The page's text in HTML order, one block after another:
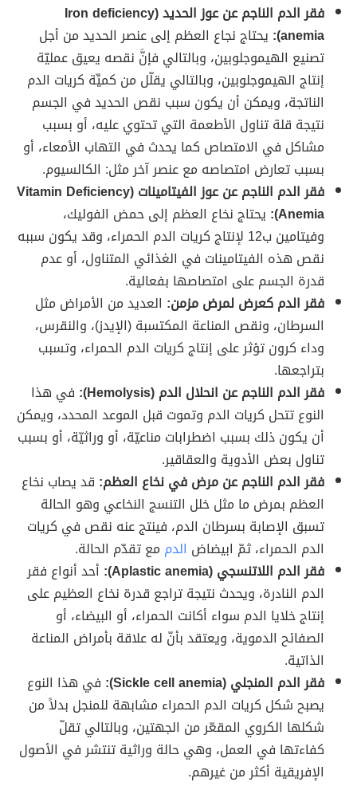
فقر الدم الناجم عن عوز الحديد (Iron deficiency
anemia): يحتاج نجاع العظم إلى عنصر الحديد من أجل
تصنيع الهيموجلوبين، وبالتالي فإنَّ نقصه يعيق عمليّة
إنتاج الهيموجلوبين، وبالتالي يقلّل من كميِّة كريات الدم
الناتجة، ويمكن أن يكون سبب نقص الحديد في الجسم
نتيجة قلة تناول الأطعمة التي تحتوي عليه، أو بسبب
مشاكل في الامتصاص كما يحدث في التهاب الأمعاء، أو
بسبب تعارض امتصاصه مع عنصر آخر مثل: الكالسيوم.
فقر الدم الناجم عن عوز الفيتامينات (Vitamin Deficiency
Anemia): يحتاج نخاع العظم إلى حمض الفوليك،
وفيتامين ب12 لإنتاج كريات الدم الحمراء، وقد يكون سببه
نقص هذه الفيتامينات في الغذائي المتناول، أو عدم
قدرة الجسم على امتصاصها بفعالية.
فقر الدم كعرض لمرض مزمن: العديد من الأمراض مثل
السرطان، ونقص المناعة المكتسبة (الإيدز)، والنقرس،
وداء كرون تؤثر على إنتاج كريات الدم الحمراء، وتسبب
بتراجعها.
فقر الدم الناجم عن انحلال الدم (Hemolysis):
في هذا
النوع تتحل كريات الدم وتموت قبل الموعد المحدد، ويمكن
أن يكون ذلك بسبب اضطرابات مناعيّة، أو وراثيّة، أو بسبب
تناول بعض الأدوية والعقاقير.
فقر الدم الناجم عن مرض في نخاع العظم: قد يصاب نخاع
العظم بمرض ما مثل خلل التنسج النخاعي وهو الحالة
تسبق الإصابة بسرطان الدم، فينتج عنه نقص في كريات
الدم الحمراء، ثمّ ابيضاض الدم مع تقدّم الحالة.
فقر الدم اللاتنسجي (Aplastic anemia):
أحد أنواع فقر
الدم النادرة، ويحدث نتيجة تراجع قدرة نخاع العظيم على
إنتاج خلايا الدم سواء أكانت الحمراء، أو البيضاء، أو
الصفائح الدموية، ويعتقد بأنّ له علاقة بأمراض المناعة
الذاتية.
فقر الدم المنجلي (Sickle cell anemia):
في هذا النوع
يصبح شكل كريات الدم الحمراء مشابهة للمنجل بدلاً من
شكلها الكروي المقعّر من الجهتين، وبالتالي تقلّ
كفاءتها في العمل، وهي حالة وراثية تنتشر في الأصول
الإفريقية أكثر من غيرهم.